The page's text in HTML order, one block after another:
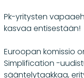
Pk-yritysten
kasvaa entisestään!
Euroopan komissio
Simplification -
sääntelytaakkaa,